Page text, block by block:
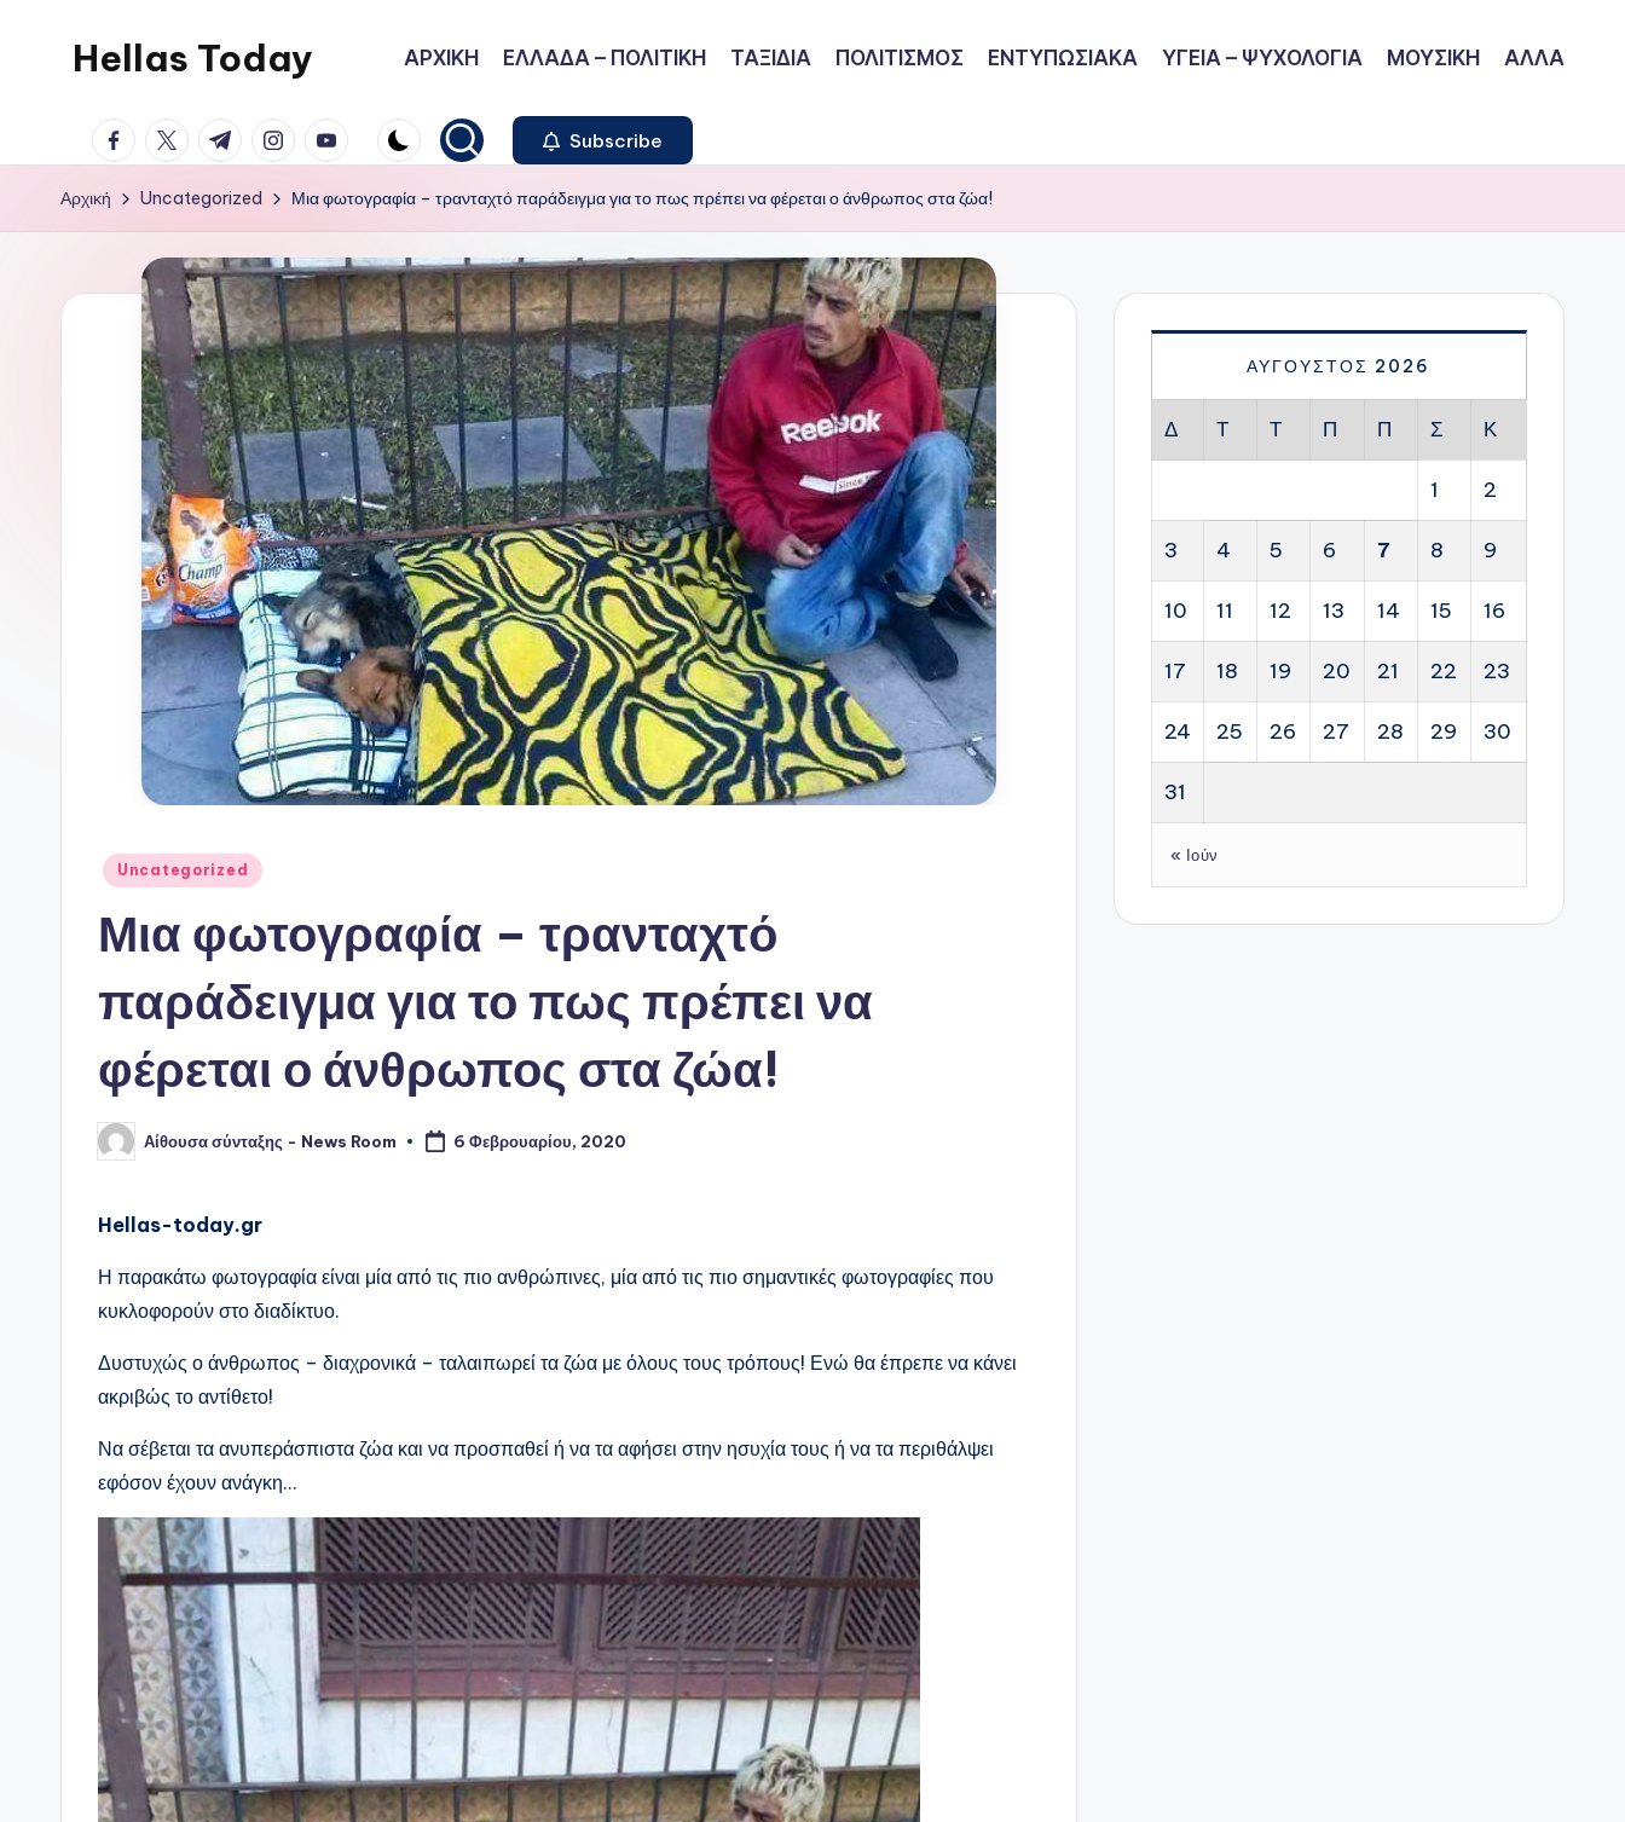
Μετάβαση
περιεχόμενο
Hellas Today ΑΡΧΙΚΗ ΕΛΛΑΔΑ – ΠΟΛΙΤΙΚΗ ΤΑΞΙΔΙΑ ΠΟΛΙΤΙΣΜΟΣ ΕΝΤΥΠΩΣΙΑΚΑ ΥΓΕΙΑ – ΨΥΧΟΛΟΓΙΑ ΜΟΥΣΙΚΗ ΑΛΛΑ
facebook.com
twitter.com
t.me instagram.com
youtube.com Subscribe
Αρχική Uncategorized Μια φωτογραφία – τρανταχτό παράδειγμα για το πως πρέπει να φέρεται ο άνθρωπος στα ζώα!
Αναρτήθηκε
Uncategorized
Μια φωτογραφία – τρανταχτό
παράδειγμα για το πως πρέπει να
φέρεται ο άνθρωπος στα ζώα!
Συγγραφέας:Αίθουσα σύνταξης - News Room 6 Φεβρουαρίου, 2020
Hellas-today.gr
Η παρακάτω φωτογραφία είναι μία από τις πιο ανθρώπινες, μία από τις πιο σημαντικές φωτογραφίες που
κυκλοφορούν στο διαδίκτυο.
Δυστυχώς ο άνθρωπος – διαχρονικά – ταλαιπωρεί τα ζώα με όλους τους τρόπους! Ενώ θα έπρεπε να κάνει
ακριβώς το αντίθετο!
Να σέβεται τα ανυπεράσπιστα ζώα και να προσπαθεί ή να τα αφήσει στην ησυχία τους ή να τα περιθάλψει
εφόσον έχουν ανάγκη…
ΑΎΓΟΥΣΤΟΣ 2026
Δ Τ Τ Π Π Σ Κ
1 2
3 4 5 6 7 8 9
10 11 12 13 14 15 16
17 18 19 20 21 22 23
24 25 26 27 28 29 30
31
« Ιούν